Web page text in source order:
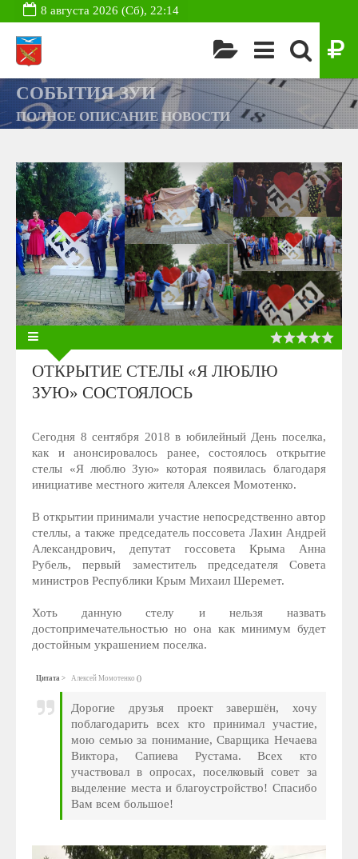
8 августа 2026 (Сб), 22:14
СОБЫТИЯ ЗУИ
ПОЛНОЕ ОПИСАНИЕ НОВОСТИ
ОТКРЫТИЕ СТЕЛЫ «Я ЛЮБЛЮ
ЗУЮ» СОСТОЯЛОСЬ
Сегодня 8 сентября 2018 в юбилейный День поселка,
как и анонсировалось ранее, состоялось открытие
стелы «Я люблю Зую» которая появилась благодаря
инициативе местного жителя Алексея Момотенко.
В открытии принимали участие непосредственно автор
стеллы, а также председатель поссовета Лахин Андрей
Александрович, депутат госсовета Крыма Анна
Рубель, первый заместитель председателя Совета
министров Республики Крым Михаил Шеремет.
Хоть данную стелу и нельзя назвать
достопримечательностью но она как минимум будет
достойным украшением поселка.
Цитата Алексей Момотенко ()
Дорогие друзья проект завершён, хочу
поблагодарить всех кто принимал участие,
мою семью за понимание, Сварщика Нечаева
Виктора, Сапиева Рустама. Всех кто
участвовал в опросах, поселковый совет за
выделение места и благоустройство! Спасибо
Вам всем большое!